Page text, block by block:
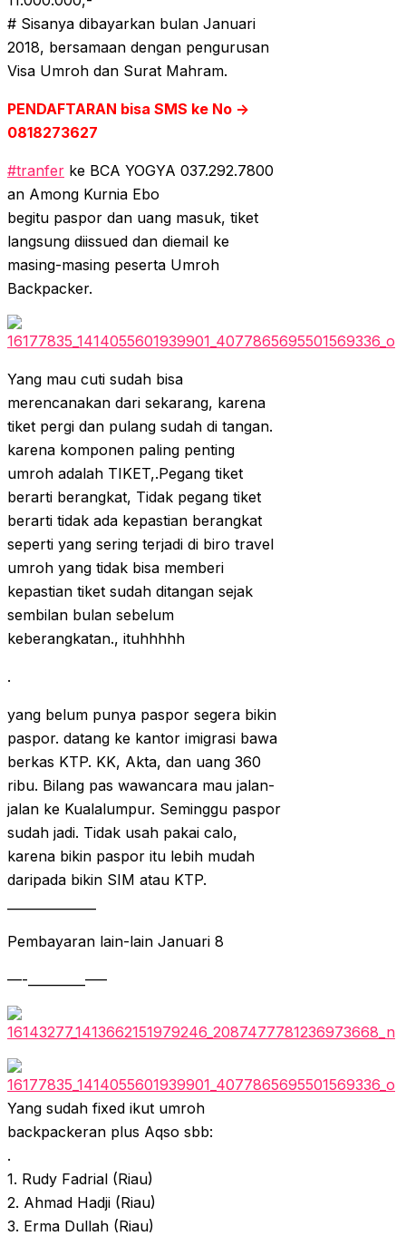
# Sisanya dibayarkan bulan Januari
2018, bersamaan dengan pengurusan
Visa Umroh dan Surat Mahram.
PENDAFTARAN bisa SMS ke No ->
0818273627
#tranfer ke BCA YOGYA 037.292.7800
an Among Kurnia Ebo
begitu paspor dan uang masuk, tiket
langsung diissued dan diemail ke
masing-masing peserta Umroh
Backpacker.
Yang mau cuti sudah bisa
merencanakan dari sekarang, karena
tiket pergi dan pulang sudah di tangan.
karena komponen paling penting
umroh adalah TIKET,.Pegang tiket
berarti berangkat, Tidak pegang tiket
berarti tidak ada kepastian berangkat
seperti yang sering terjadi di biro travel
umroh yang tidak bisa memberi
kepastian tiket sudah ditangan sejak
sembilan bulan sebelum
keberangkatan., ituhhhhh
.
yang belum punya paspor segera bikin
paspor. datang ke kantor imigrasi bawa
berkas KTP. KK, Akta, dan uang 360
ribu. Bilang pas wawancara mau jalan-
jalan ke Kualalumpur. Seminggu paspor
sudah jadi. Tidak usah pakai calo,
karena bikin paspor itu lebih mudah
daripada bikin SIM atau KTP.
Pembayaran lain-lain Januari 8
—-_________—–
Yang sudah fixed ikut umroh
backpackeran plus Aqso sbb:
.
1. Rudy Fadrial (Riau)
2. Ahmad Hadji (Riau)
3. Erma Dullah (Riau)